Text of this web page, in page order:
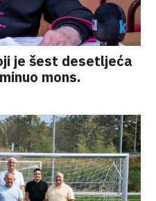
je šest desetljeća
mons.